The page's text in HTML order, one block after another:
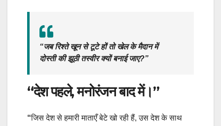
“जब रिश्ते खून से टूटे हों तो खेल के मैदान में
दोस्ती की झूठी तस्वीर क्यों बनाई जाए?”
“देश पहले, मनोरंजन बाद में।”
“जिस देश से हमारी माताएँ बेटे खो रही हैं, उस देश के साथ